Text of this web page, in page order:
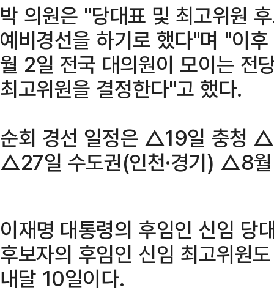
박 의원은 "당대표 및 최고위원
예비경선을 하기로 했다"며 "이
월 2일 전국 대의원이 모이는 전
최고위원을 결정한다"고 했다.
순회 경선 일정은 △19일 충청
△27일 수도권(인천·경기) △8월
이재명 대통령의 후임인 신임 당
후보자의 후임인 신임 최고위원
내달 10일이다.